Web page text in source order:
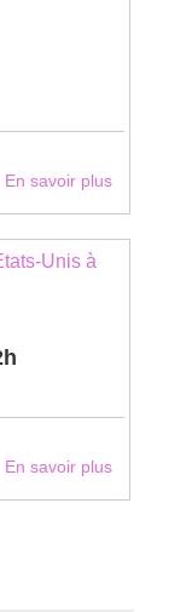
En savoir plus
En savoir plus